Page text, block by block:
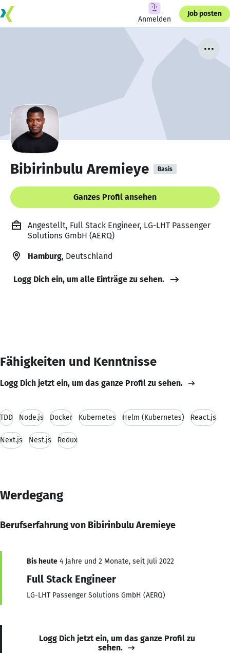
Anmelden
Job posten
Bibirinbulu Aremieye Basis
Ganzes Profil ansehen
Angestellt, Full Stack Engineer, LG-LHT Passenger
Solutions GmbH (AERQ)
Hamburg, Deutschland
Logg Dich ein, um alle Einträge zu sehen.
Fähigkeiten und Kenntnisse
Logg Dich jetzt ein, um das ganze Profil zu sehen.
TDD Node.js Docker Kubernetes Helm (Kubernetes) React.js
Next.js Nest.js Redux
Werdegang
Berufserfahrung von Bibirinbulu Aremieye
Bis heute 4 Jahre und 2 Monate, seit Juli 2022
Full Stack Engineer
LG-LHT Passenger Solutions GmbH (AERQ)
Logg Dich jetzt ein, um das ganze Profil zu
sehen.